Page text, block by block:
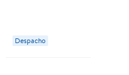
Despacho